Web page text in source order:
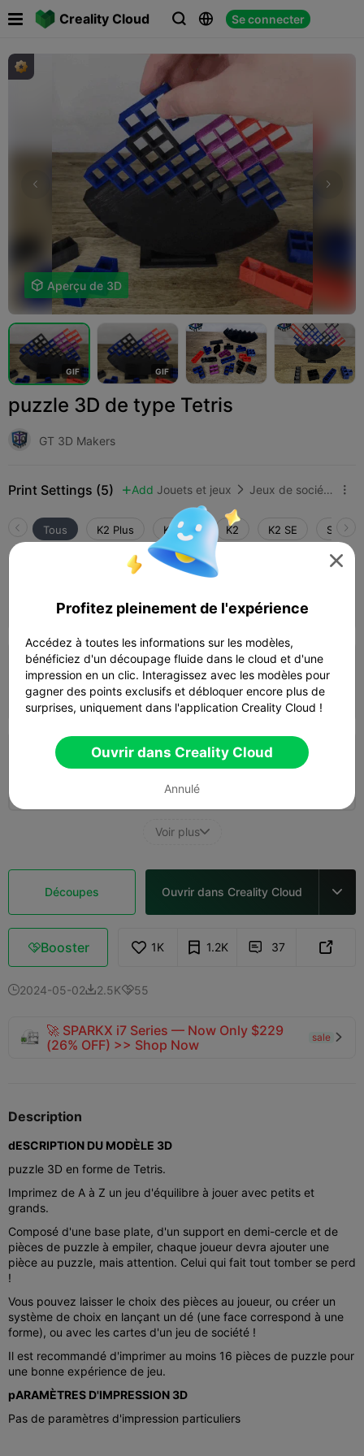
Creality Cloud   Se connecter

 Aperçu de 3D
GIF GIF
puzzle 3D de type Tetris
GT 3D Makers
Print Settings (5)  Add Jouets et jeux  Jeux de société et jeux de cartes 
Tous K2 Plus K2 Pro K2 K2 SE
K2 Plus _ couche de 0,2 mm, 2 parois, 15
 144.76g
K1 Max _ couche de 0,2 mm, 2 parois, 15
% de remplissage
Auteur  03h 27m 4 plates
144.30g
K1 _ couche de 0,2 mm, 2 parois, 15 % de
remplissage
Voir plus
Découpes Ouvrir dans Creality Cloud 
Booster 1K 1.2K  37 
2024-05-022.5K55
🚀 SPARKX i7 Series — Now Only $229
(26% OFF) >> Shop Now
sale 
Description
dESCRIPTION DU MODÈLE 3D
puzzle 3D en forme de Tetris.
Imprimez de A à Z un jeu d'équilibre à jouer avec petits et
grands.
Composé d'une base plate, d'un support en demi-cercle et de
pièces de puzzle à empiler, chaque joueur devra ajouter une
pièce au puzzle, mais attention. Celui qui fait tout tomber se perd
!
Vous pouvez laisser le choix des pièces au joueur, ou créer un
système de choix en lançant un dé (une face correspond à une
forme), ou avec les cartes d'un jeu de société !
Il est recommandé d'imprimer au moins 16 pièces de puzzle pour
une bonne expérience de jeu.
pARAMÈTRES D'IMPRESSION 3D
Pas de paramètres d'impression particuliers

Profitez pleinement de l'expérience
Accédez à toutes les informations sur les modèles,
bénéficiez d'un découpage fluide dans le cloud et d'une
impression en un clic. Interagissez avec les modèles pour
gagner des points exclusifs et débloquer encore plus de
surprises, uniquement dans l'application Creality Cloud !
Ouvrir dans Creality Cloud
Annulé